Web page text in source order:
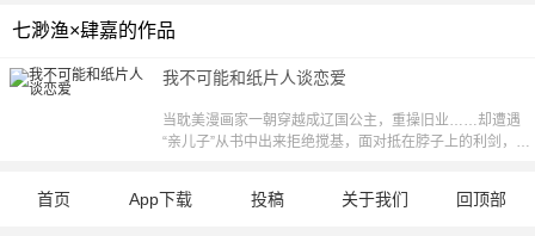
七渺渔×肆嘉的作品
我不可能和纸片人谈恋爱
当耽美漫画家一朝穿越成辽国公主，重操旧业……却遭遇
“亲儿子”从书中出来拒绝搅基，面对抵在脖子上的利剑，她
首页 App下载 投稿 关于我们 回顶部